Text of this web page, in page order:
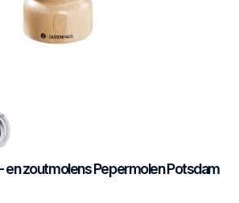
en zoutmolensPepermolen Potsdam